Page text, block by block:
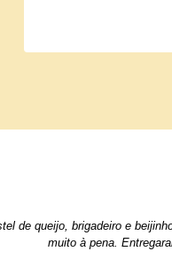
de queijo, brigadeiro e
muito à pena.